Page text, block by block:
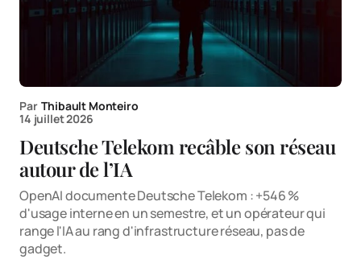
Par Thibault Monteiro
14 juillet 2026
Deutsche Telekom recâble son réseau
autour de l’IA
OpenAI documente Deutsche Telekom : +546 %
d'usage interne en un semestre, et un opérateur qui
range l'IA au rang d'infrastructure réseau, pas de
gadget.